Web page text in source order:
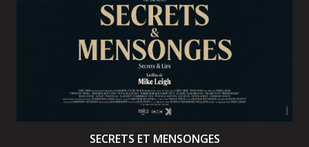
SECRETS ET MENSONGES